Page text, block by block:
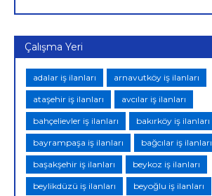
Çalışma Yeri
adalar iş ilanları arnavutköy iş ilanları
ataşehir iş ilanları avcılar iş ilanları
bahçelievler iş ilanları bakırköy iş ilanları
bayrampaşa iş ilanları bağcılar iş ilanları
başakşehir iş ilanları beykoz iş ilanları
beylikdüzü iş ilanları beyoğlu iş ilanları